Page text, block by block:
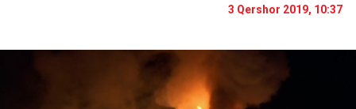
3 Qershor 2019, 10:37